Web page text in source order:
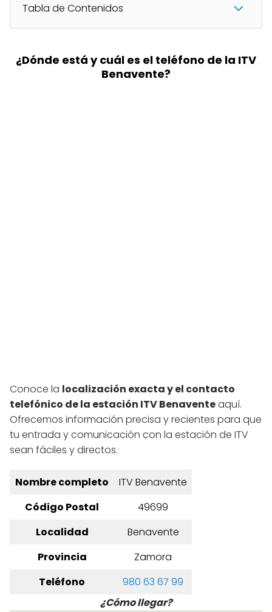
Tabla de Contenidos
¿Dónde está y cuál es el teléfono de la ITV
Benavente?
Conoce la localización exacta y el contacto
telefónico de la estación ITV Benaventeaquí.
Ofrecemos información precisa y recientes para que
tu entrada y comunicación con la estación de ITV
sean fáciles y directos.
Nombre completo
ITV Benavente
Código Postal
49699
Localidad
Benavente
Provincia
Zamora
Teléfono
980 63 67 99
¿Cómo llegar?